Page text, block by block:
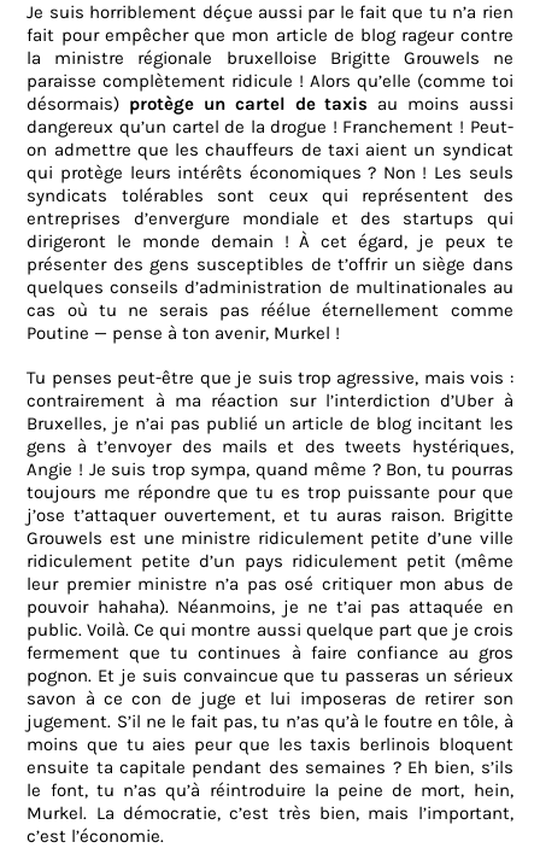
Je suis horriblement déçue aussi par le fait que tu n’a rien
fait pour empêcher que mon article de blog rageur contre
la ministre régionale bruxelloise Brigitte Grouwels ne
paraisse complètement ridicule ! Alors qu’elle (comme toi
désormais) protège un cartel de taxis au moins aussi
dangereux qu’un cartel de la drogue ! Franchement ! Peut-
on admettre que les chauffeurs de taxi aient un syndicat
qui protège leurs intérêts économiques ? Non ! Les seuls
syndicats tolérables sont ceux qui représentent des
entreprises d’envergure mondiale et des startups qui
dirigeront le monde demain ! À cet égard, je peux te
présenter des gens susceptibles de t’offrir un siège dans
quelques conseils d’administration de multinationales au
cas où tu ne serais pas réélue éternellement comme
Poutine — pense à ton avenir, Murkel !
Tu penses peut-être que je suis trop agressive, mais vois :
contrairement à ma réaction sur l’interdiction d’Uber à
Bruxelles, je n’ai pas publié un article de blog incitant les
gens à t’envoyer des mails et des tweets hystériques,
Angie ! Je suis trop sympa, quand même ? Bon, tu pourras
toujours me répondre que tu es trop puissante pour que
j’ose t’attaquer ouvertement, et tu auras raison. Brigitte
Grouwels est une ministre ridiculement petite d’une ville
ridiculement petite d’un pays ridiculement petit (même
leur premier ministre n’a pas osé critiquer mon abus de
pouvoir hahaha). Néanmoins, je ne t’ai pas attaquée en
public. Voilà. Ce qui montre aussi quelque part que je crois
fermement que tu continues à faire confiance au gros
pognon. Et je suis convaincue que tu passeras un sérieux
savon à ce con de juge et lui imposeras de retirer son
jugement. S’il ne le fait pas, tu n’as qu’à le foutre en tôle, à
moins que tu aies peur que les taxis berlinois bloquent
ensuite ta capitale pendant des semaines ? Eh bien, s’ils
le font, tu n’as qu’à réintroduire la peine de mort, hein,
Murkel. La démocratie, c’est très bien, mais l’important,
c’est l’économie.